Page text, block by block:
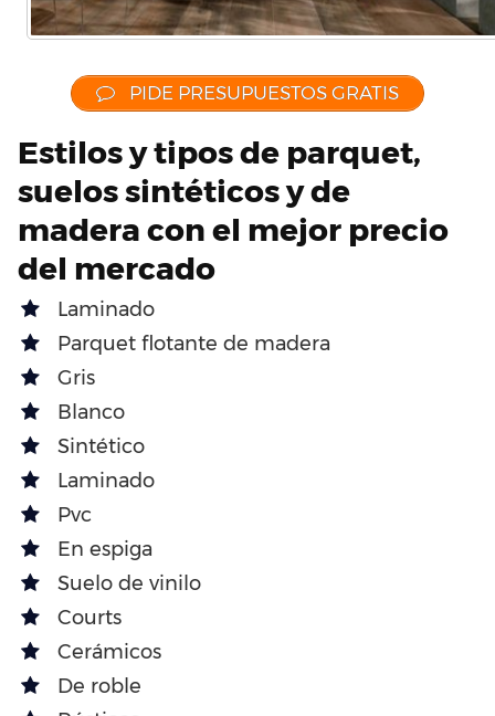
PIDE PRESUPUESTOS GRATIS
Estilos y tipos de parquet,
suelos sintéticos y de
madera con el mejor precio
del mercado
Laminado
Parquet flotante de madera
Gris
Blanco
Sintético
Laminado
Pvc
En espiga
Suelo de vinilo
Courts
Cerámicos
De roble